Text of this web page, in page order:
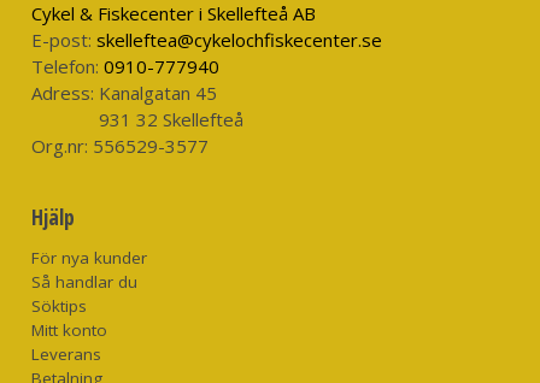
Cykel & Fiskecenter i Skellefteå AB
E-post: skelleftea@cykelochfiskecenter.se
Telefon: 0910-777940
Adress: Kanalgatan 45
931 32 Skellefteå
Org.nr: 556529-3577
Hjälp
För nya kunder
Så handlar du
Söktips
Mitt konto
Leverans
Betalning